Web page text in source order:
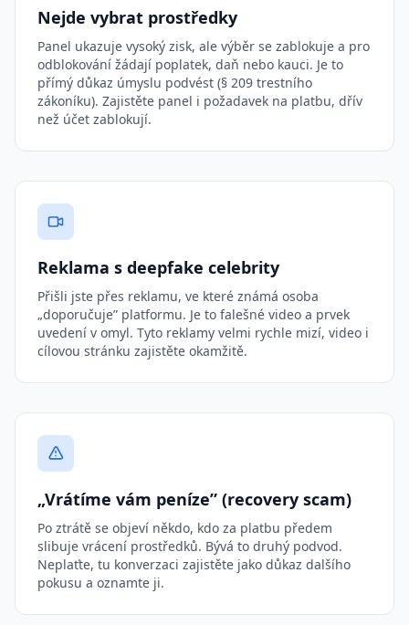
Nejde vybrat prostředky
Panel ukazuje vysoký zisk, ale výběr se zablokuje a pro
odblokování žádají poplatek, daň nebo kauci. Je to
přímý důkaz úmyslu podvést (§ 209 trestního
zákoníku). Zajistěte panel i požadavek na platbu, dřív
než účet zablokují.
Reklama s deepfake celebrity
Přišli jste přes reklamu, ve které známá osoba
„doporučuje” platformu. Je to falešné video a prvek
uvedení v omyl. Tyto reklamy velmi rychle mizí, video i
cílovou stránku zajistěte okamžitě.
„Vrátíme vám peníze” (recovery scam)
Po ztrátě se objeví někdo, kdo za platbu předem
slibuje vrácení prostředků. Bývá to druhý podvod.
Neplaťte, tu konverzaci zajistěte jako důkaz dalšího
pokusu a oznamte ji.